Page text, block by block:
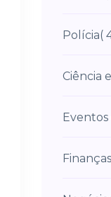
Polícia(
Ciência